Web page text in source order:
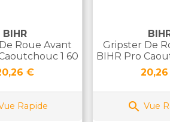
BIHR
Roue Avant
1 60
€
Rapide
Gripster De
BIHR Pro
Prix
 Vue